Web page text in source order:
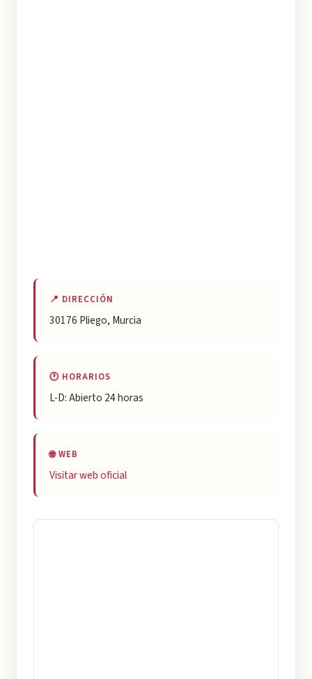
📍 DIRECCIÓN
30176 Pliego, Murcia
🕐 HORARIOS
L-D: Abierto 24 horas
🌐 WEB
Visitar web oficial